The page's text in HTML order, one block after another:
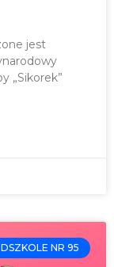
jest
„Sikorek”
NR 95